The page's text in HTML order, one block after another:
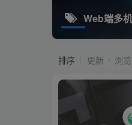
Web端多
排序 更新 浏览